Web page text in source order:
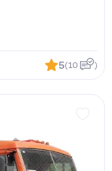
5(10 )